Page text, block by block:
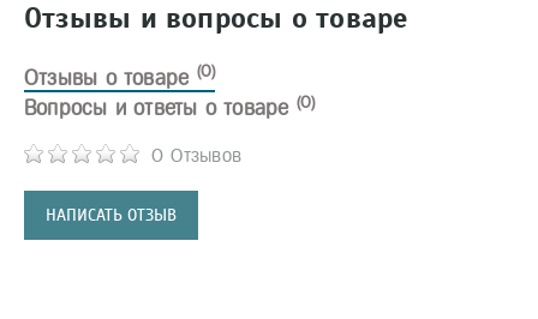
Отзывы и вопросы о товаре
Отзывы о товаре (0)
0 Отзывов
НАПИСАТЬ ОТЗЫВ
Вопросы и ответы о товаре (0)